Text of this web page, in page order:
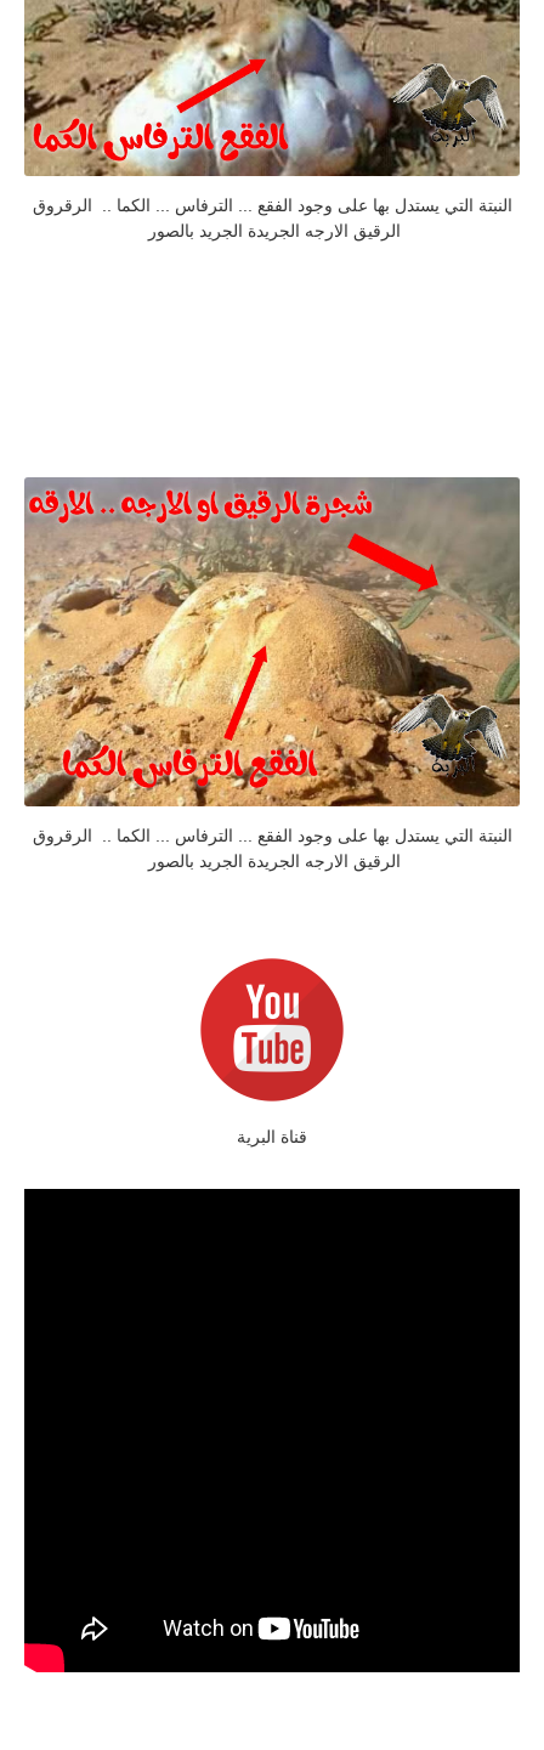
النبتة التي يستدل بها على وجود الفقع ... الترفاس ... الكما .. الرقروق
الرقيق الارجه الجريدة الجريد بالصور
النبتة التي يستدل بها على وجود الفقع ... الترفاس ... الكما .. الرقروق
الرقيق الارجه الجريدة الجريد بالصور
قناة البرية